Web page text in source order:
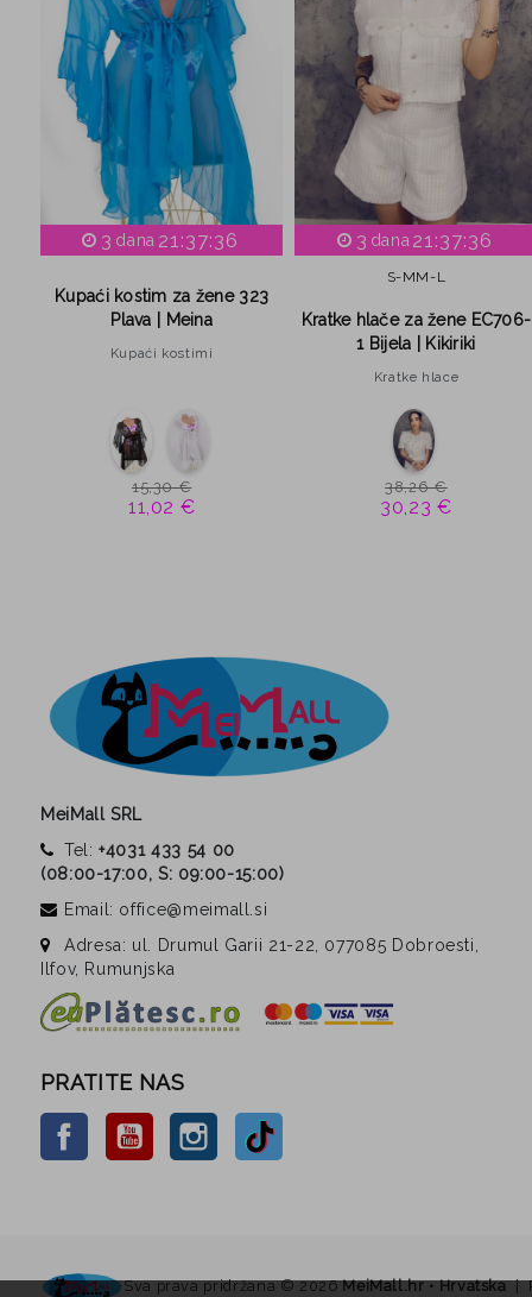
3 dana 21:37:35
Kupaći kostim za žene 323
Plava | Meina
Kupaći kostimi
11,02 €
15,30 €
3 dana21:37:35
S-MM-L
Kratke hlače za žene EC706-
1 Bijela | Kikiriki
Kratke hlace
30,23 €
38,26 €
MeiMall SRL
Tel:+4031 433 54 00
(08:00-17:00, S: 09:00-15:00)
Email: office@meimall.si
Adresa: ul. Drumul Garii 21-22, 077085 Dobroesti,
Ilfov, Rumunjska
PRATITE NAS
FacebookYouTube Instagram
Sva prava pridržana ©2026MeiMall.hr • Hrvatska|